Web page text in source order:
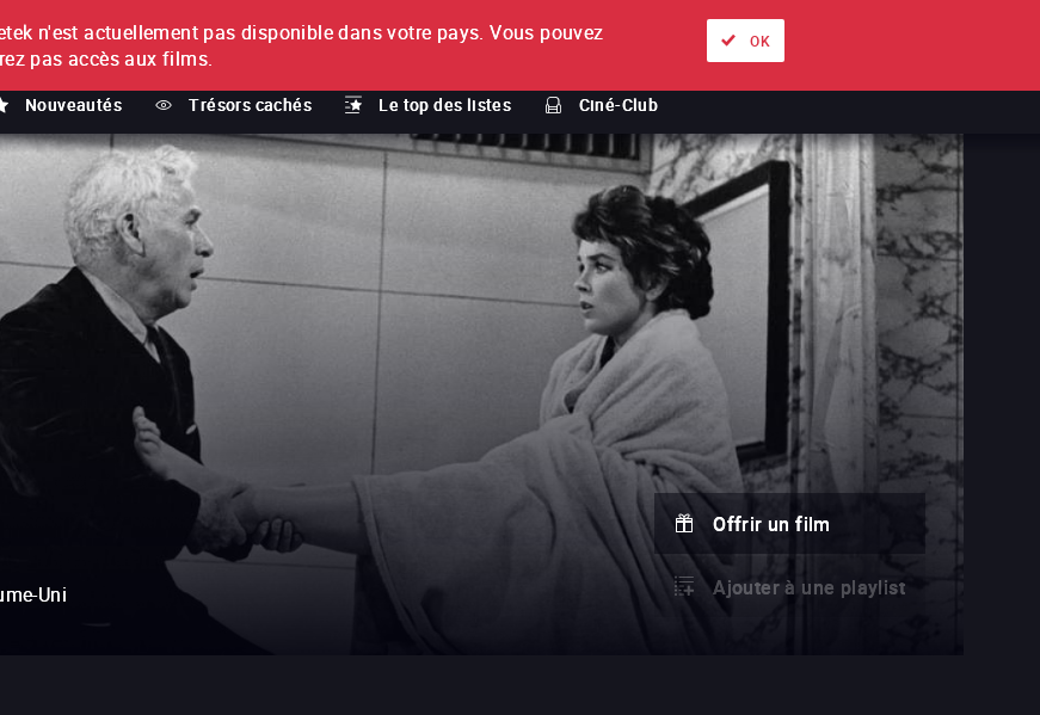
Nouveautés Trésors cachés Le top des listes Ciné-Club
À propos Nos offres
Uni
Offrir un film
Ajouter à une playlist
n'est actuellement pas disponible dans votre pays. Vous pouvez
pas accès aux films.
OK